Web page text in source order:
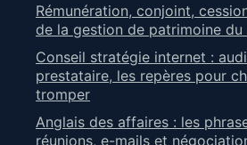
Rémunération, conjoint,
de la gestion de patrimoine du
Conseil stratégie internet :
prestataire, les repères pour
tromper
Anglais des affaires : les
réunions, e-mails et